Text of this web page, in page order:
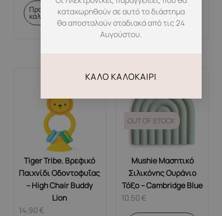
Προσθήκη στο
καλάθι
Προσθήκη στο
καλάθι
Tiger Tribe. Βρεφικό
Παιχνίδι Οδοντοφυΐας
– High Chair Buddy
Lion
14,90€
Mushie Μασητικό
Σιλικόνης Ουράνιο
Τόξο – Cambridge Blue
OUT OF STOCK
10,50€
καταχωρηθούν σε αυτό το διάστημα
θα αποσταλούν σταδιακά από τις 24
Αυγούστου.
ΚΑΛΌ ΚΑΛΟΚΑΊΡΙ